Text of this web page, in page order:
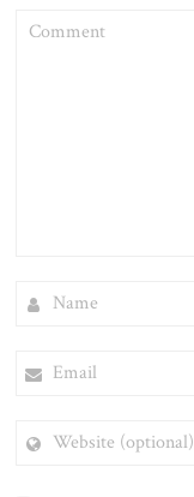
(OPTIONAL)